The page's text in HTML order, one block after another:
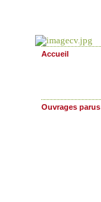
Accueil
Ouvrages parus